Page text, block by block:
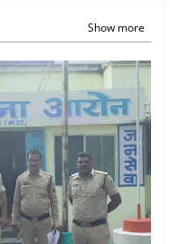
Show more